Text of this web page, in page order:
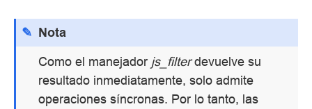
Nota
Como el manejador js_filterdevuelve su
resultado inmediatamente, solo admite
operaciones síncronas. Por lo tanto, las